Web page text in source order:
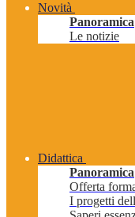
Novità
Panoramica
Le notizie
Didattica
Panoramica
Offerta
I progetti